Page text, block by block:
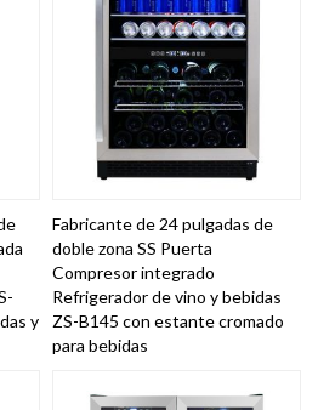
y
Fabricante de 24 pulgadas de
doble zona SS Puerta
Compresor integrado
Refrigerador de vino y bebidas
ZS-B145 con estante cromado
para bebidas